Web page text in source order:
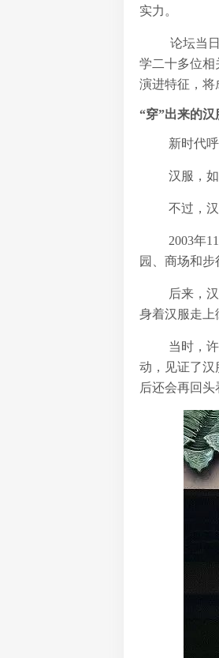
实力。
论坛当
学二十多位相
演进特征，将
“穿”出来的汉
新时代
汉服，
不过，
2003年
园、商场和
后来，
身着汉服走上
当时，
动，见证了汉
后还会再回头